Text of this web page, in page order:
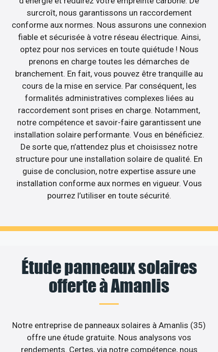
surcroît, nous garantissons un raccordement
conforme aux normes. Nous assurons une connexion
fiable et sécurisée à votre réseau électrique. Ainsi,
optez pour nos services en toute quiétude ! Nous
prenons en charge toutes les démarches de
branchement. En fait, vous pouvez être tranquille au
cours de la mise en service. Par conséquent, les
formalités administratives complexes liées au
raccordement sont prises en charge. Notamment,
notre compétence et savoir-faire garantissent une
installation solaire performante. Vous en bénéficiez.
De sorte que, n’attendez plus et choisissez notre
structure pour une installation solaire de qualité. En
guise de conclusion, notre expertise assure une
installation conforme aux normes en vigueur. Vous
pourrez l’utiliser en toute sécurité.
Étude panneaux solaires
offerte à Amanlis
Notre entreprise de panneaux solaires à Amanlis (35)
offre une étude gratuite. Nous analysons vos
rendements. Certes, via notre compétence, nous